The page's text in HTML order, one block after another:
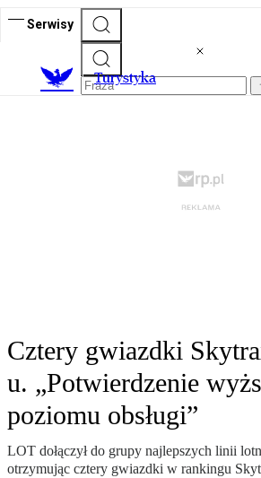
Serwisy
Turystyka
Cztery gwiazdki
u. „Potwierdzenie
poziomu obsługi”
LOT dołączył do grupy najlepszych linii
otrzymując cztery gwiazdki w rankingu